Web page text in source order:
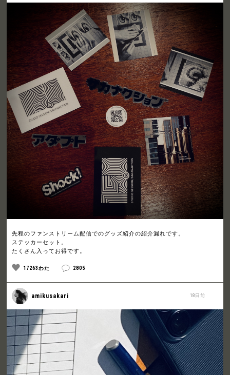
先程のファンストリーム配信でのグッズ紹介の紹介漏れです。
ステッカーセット。
たくさん入ってお得です。
17263わた 2805
18日前
amikusakari